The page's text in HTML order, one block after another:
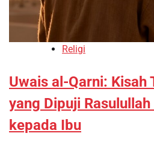
Religi
Uwais al-Qarni: Kisah
yang Dipuji
kepada Ibu